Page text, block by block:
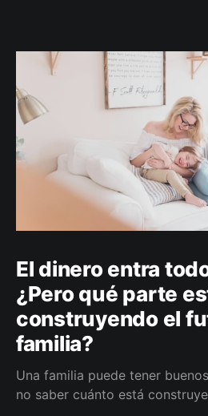
El dinero entra
¿Pero qué parte
construyendo el
familia?
Una familia puede tener
no saber cuánto está